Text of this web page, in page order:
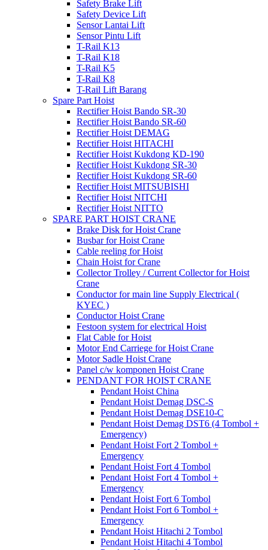
Safety Brake Lift
Safety Device Lift
Sensor Lantai Lift
Sensor Pintu Lift
T-Rail K13
T-Rail K18
T-Rail K5
T-Rail K8
T-Rail Lift Barang
Spare Part Hoist
Rectifier Hoist Bando SR-30
Rectifier Hoist Bando SR-60
Rectifier Hoist DEMAG
Rectifier Hoist HITACHI
Rectifier Hoist Kukdong KD-190
Rectifier Hoist Kukdong SR-30
Rectifier Hoist Kukdong SR-60
Rectifier Hoist MITSUBISHI
Rectifier Hoist NITCHI
Rectifier Hoist NITTO
SPARE PART HOIST CRANE
Brake Disk for Hoist Crane
Busbar for Hoist Crane
Cable reeling for Hoist
Chain Hoist for Crane
Collector Trolley / Current Collector for Hoist
Crane
Conductor for main line Supply Electrical (
KYEC )
Conductor Hoist Crane
Festoon system for electrical Hoist
Flat Cable for Hoist
Motor End Carriege for Hoist Crane
Motor Sadle Hoist Crane
Panel c/w komponen Hoist Crane
PENDANT FOR HOIST CRANE
Pendant Hoist China
Pendant Hoist Demag DSC-S
Pendant Hoist Demag DSE10-C
Pendant Hoist Demag DST6 (4 Tombol +
Emergency)
Pendant Hoist Fort 2 Tombol +
Emergency
Pendant Hoist Fort 4 Tombol
Pendant Hoist Fort 4 Tombol +
Emergency
Pendant Hoist Fort 6 Tombol
Pendant Hoist Fort 6 Tombol +
Emergency
Pendant Hoist Hitachi 2 Tombol
Pendant Hoist Hitachi 4 Tombol